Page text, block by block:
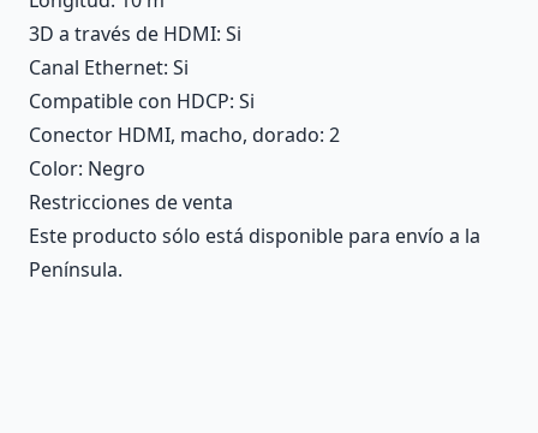
3D a través de HDMI: Si
Canal Ethernet: Si
Compatible con HDCP: Si
Conector HDMI, macho, dorado: 2
Color: Negro
Restricciones de venta
Este producto sólo está disponible para envío a la
Península.